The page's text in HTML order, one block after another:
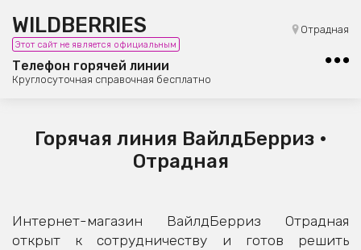
WILDBERRIES
Этот сайт не является официальным
Телефон горячей линии
Круглосуточная справочная бесплатно
Отрадная
8 (800) 101-42-23
Бесплатная юридическая консультация
Горячая линия ВайлдБерриз •
Отрадная
Интернет-магазин ВайлдБерриз Отрадная
открыт к сотрудничеству и готов решить